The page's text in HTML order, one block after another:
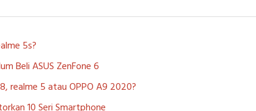
5s?
Beli ASUS ZenFone 6
realme 5 atau OPPO A9 2020?
10 Seri Smartphone